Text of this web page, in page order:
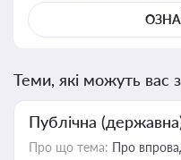
Теми, які можуть вас
Публічна
Про що тема: Про